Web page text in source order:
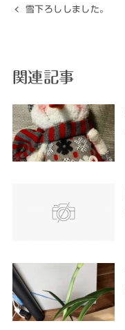
雪下ろししました。
関連記事